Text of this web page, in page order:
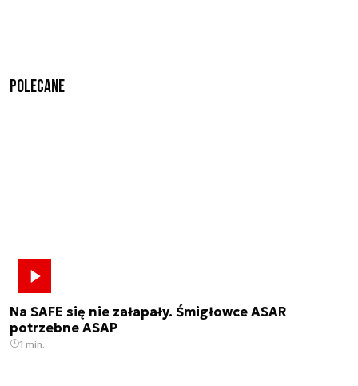
Polecane
Na SAFE się nie załapały. Śmigłowce ASAR
potrzebne ASAP
1 min.